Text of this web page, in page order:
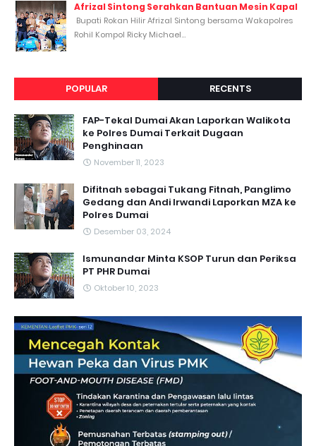
Afrizal Sintong Serahkan Bantuan Mesin Kapal
Bupati Rokan Hilir Afrizal Sintong bersama Wakapolres
Rohil Kompol Ricky Michael...
POPULAR RECENTS
FAP-Tekal Dumai Akan Laporkan Walikota
ke Polres Dumai Terkait Dugaan
Penghinaan
November 11, 2023
Difitnah sebagai Tukang Fitnah, Panglimo
Gedang dan Andi Irwandi Laporkan MZA ke
Polres Dumai
Desember 03, 2024
Ismunandar Minta KSOP Turun dan Periksa
PT PHR Dumai
Oktober 10, 2023